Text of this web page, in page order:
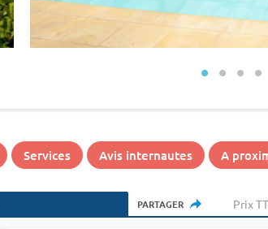
Services Avis internautes A
PARTAGER Prix